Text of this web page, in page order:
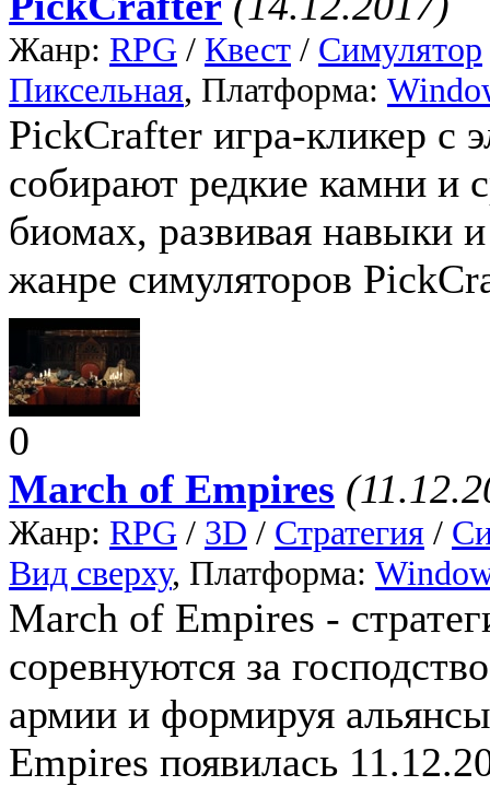
Жанр: RPG / Квест / Симулятор
Пиксельная, Платформа:
PickCrafter игра-кликер с
собирают редкие камни и
биомах, развивая навыки
жанре симуляторов
0
March of Empires
Жанр: RPG / 3D / Стратегия /
Вид сверху, Платформа:
March of Empires -
соревнуются за
армии и формируя
Empires появилась